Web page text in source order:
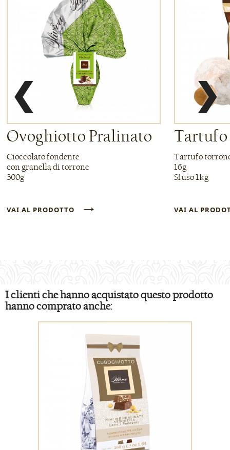
❮
Ovoghiotto Pralinato
Cioccolato fondente
con granella di torrone
300g
VAI AL PRODOTTO →
Tartufo
16g
Sfuso 1kg
VAI AL
❯
I clienti che hanno acquistato questo prodotto
hanno comprato anche: